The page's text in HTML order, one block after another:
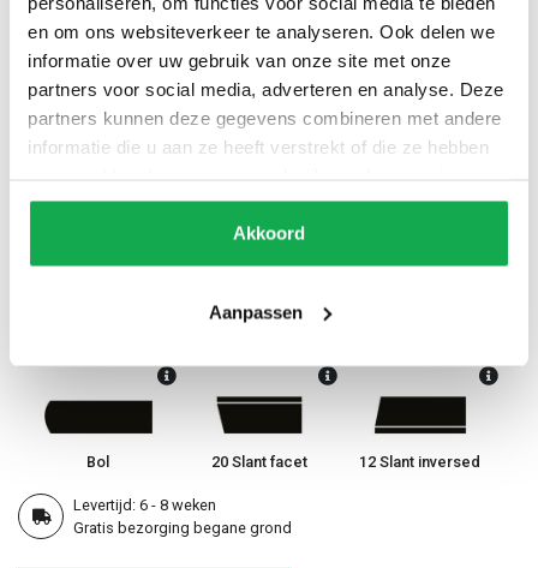
en om ons websiteverkeer te analyseren. Ook delen we
informatie over uw gebruik van onze site met onze
partners voor social media, adverteren en analyse. Deze
partners kunnen deze gegevens combineren met andere
informatie die u aan ze heeft verstrekt of die ze hebben
Akkoord
Aanpassen
Andere RAL coating
op aanvraag
Randafwerking
20 Facet
Bol 20 Slant facet 12 Slant inversed
Levertijd: 6 - 8 weken
Gratis bezorging begane grond